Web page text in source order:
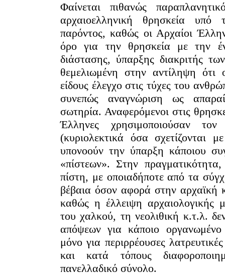
Φαίνεται πιθανώς
ρχαιοελληνική θρησκεία υπό
παρόντος, καθώς οι Αρχαίοι
όρο για την θρησκεία με την
διάστασης, ύπαρξης διακριτής
θεμελιωμένη στην αντίληψη ότι
είδους έλεγχο στις τύχες του
συνεπώς αναγνώριση ως
σωτηρία. Αναφερόμενοι στις
Έλληνες χρησιμοποιούσαν
(κυριολεκτικά όσα
υπονοούν την ύπαρξη κάποιου
«πίστεων». Στην
πίστη, με οποιαδήποτε από τα
έβαια όσον αφορά στην αρχαϊκή
καθώς η έλλειψη αρχαιολογικής
του χαλκού, τη νεολιθική κ.τ.λ.
πόψεων για κάποιο
μόνο για περιρρέουσες
και κατά τόπους
πανελλαδικό σύνολο.